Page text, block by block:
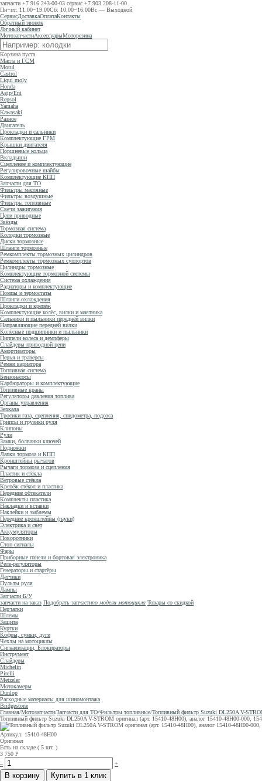
запчасти +7 916 243-00-03 сервис +7 903 208-11-00
Пн−пт: 11:00−19:00Сб: 10:00−16:00Вс — Выходной
СервисДоставкаОплатаКонтакты
Обратный звонок
Личный кабинет
МотозапчастиАксессуарыМоторезина
Корзина пуста
Масла и ГСМ
Motul
Castrol
Liqui moly
Honda
Agip/Eni
Repsol
Yamaha
Kawasaki
Разное
Двигатель
Прокладки и сальники
Комплектующие ГРМ
Крышки двигателя
Поршневые кольца
Вкладыши
Сцепление и комплектующие
Регулировочные шайбы
Комплектующие КПП
Запчасти для ТО
Фильтры масляные
Фильтры воздушные
Фильтры топливные
Свечи зажигания
Цепи приводные
Звёзды
Тормозная система
Колодки тормозные
Диски тормозные
Шланги тормозные
Ремкомплекты тормозных цилиндров
Ремкомплекты тормозных суппортов
Цилиндры тормозные
Комплектующие тормозной системы
Система охлаждения
Радиаторы и комплектующие
Помпы и термостаты
Шланги охлаждения
Прокладки и крепёж
Комплектующие колёс, вилки и маятника
Сальники и пыльники передней вилки
Направляющие передней вилки
Колёсные подшипники и пыльники
Ниппели колеса и демпферы
Слайдеры приводной цепи
Амортизаторы
Перья и траверсы
Ремни вариатора
Топливная система
Бензонасосы
Карбюраторы и комплектующие
Топливные краны
Регуляторы давления топлива
Органы управления
Зеркала
Тросики газа, сцепления, спидометра, подсоса
Грипсы и грузики руля
Клипоны
Рули
Замки, болванки ключей
Подножки
Лапки тормоза и КПП
Кронштейны рычагов
Рычаги тормоза и сцепления
Пластик и стёкла
Ветровые стёкла
Крепёж стёкол и пластика
Передние обтекатели
Комплекты пластика
Накладки и вставки
Наклейки и эмблемы
Передние кронштейны (пауки)
Электрика и свет
Аккумуляторы
Поворотники
Стоп-сигналы
Фары
Приборные панели и бортовая электроника
Реле-регуляторы
Генераторы и стартёры
Датчики
Пульты руля
Лампы
Запчасти Б/У
запчасти на заказ Подобрать запчастипо модели мотоцикла Товары со скидкой
Перчатки
Шлемы
Защита
Куртки
Кофры, сумки, дуги
Чехлы на мотоциклы
Сигнализации, Блокираторы
Инструмент
Слайдеры
Michelin
Pirelli
Metzeler
Мотокамеры
Dunlop
Расходные материалы для шиномонтажа
Bridgestone
Главная/Мотозапчасти/Запчасти для ТО/Фильтры топливные/Топливный фильтр Suzuki DL250A V-
Топливный фильтр Suzuki DL250A V-STROM оригинал (арт. 15410-48H00), аналог 15410-48H00-000,
Артикул: 15410-48H00
Оригинал
Есть на складе ( 5 шт. )
3 750 Р
–
+